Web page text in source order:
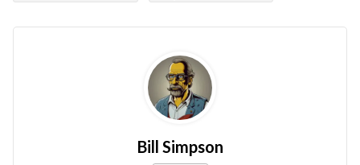
Bill Simpson